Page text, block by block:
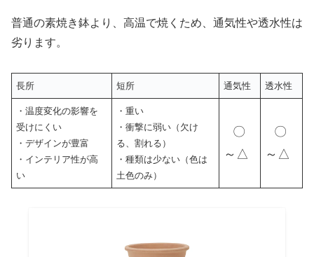
普通の素焼き鉢より、高温で焼くため、通気性や透水性は
劣ります。
長所 短所 通気性 透水性
・温度変化の影響を
受けにくい
・デザインが豊富
・インテリア性が高
い
・重い
・衝撃に弱い（欠け
る、割れる）
・種類は少ない（色は
土色のみ）
〇
～△
〇
～△